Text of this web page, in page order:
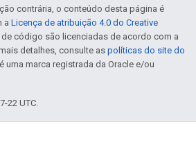
contrária, o conteúdo desta página é
a Licença de atribuição 4.0 do Creative
de código são licenciadas de acordo com a
detalhes, consulte as políticas do site do
uma marca registrada da Oracle e/ou
22 UTC.